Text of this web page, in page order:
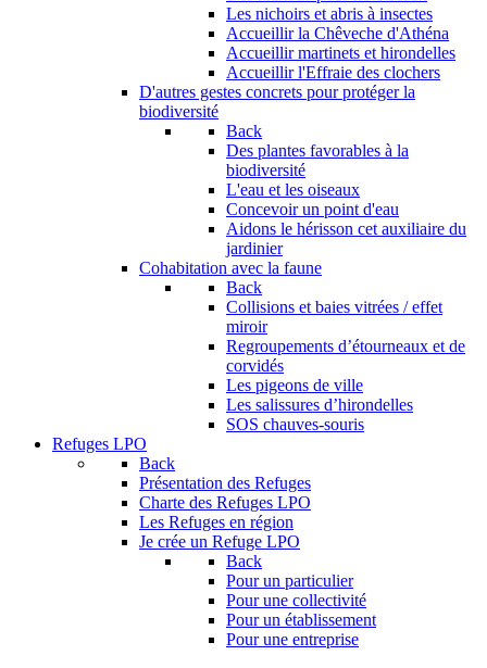
Les nichoirs et abris à insectes
Accueillir la Chêveche d'Athéna
Accueillir martinets et hirondelles
Accueillir l'Effraie des clochers
D'autres gestes concrets pour protéger la
biodiversité
Back
Des plantes favorables à la
biodiversité
L'eau et les oiseaux
Concevoir un point d'eau
Aidons le hérisson cet auxiliaire du
jardinier
Cohabitation avec la faune
Back
Collisions et baies vitrées / effet
miroir
Regroupements d’étourneaux et de
corvidés
Les pigeons de ville
Les salissures d’hirondelles
SOS chauves-souris
Refuges LPO
Back
Présentation des Refuges
Charte des Refuges LPO
Les Refuges en région
Je crée un Refuge LPO
Back
Pour un particulier
Pour une collectivité
Pour un établissement
Pour une entreprise